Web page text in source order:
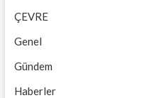
ÇEVRE
Genel
Gündem
Haberler